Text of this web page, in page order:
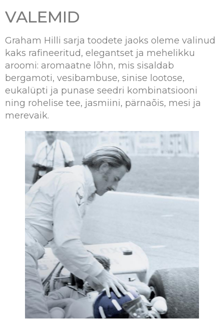
VALEMID
Graham Hilli sarja toodete jaoks oleme valinud
kaks rafineeritud, elegantset ja mehelikku
aroomi: aromaatne lõhn, mis sisaldab
bergamoti, vesibambuse, sinise lootose,
eukalüpti ja punase seedri kombinatsiooni
ning rohelise tee, jasmiini, pärnaõis, mesi ja
merevaik.